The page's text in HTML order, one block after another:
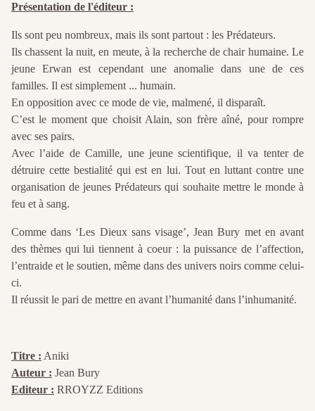
Présentation de l'éditeur :
Ils sont peu nombreux, mais ils sont partout : les Prédateurs.
Ils chassent la nuit, en meute, à la recherche de chair humaine. Le
jeune Erwan est cependant une anomalie dans une de ces
familles. Il est simplement ... humain.
En opposition avec ce mode de vie, malmené, il disparaît.
C’est le moment que choisit Alain, son frère aîné, pour rompre
avec ses pairs.
Avec l’aide de Camille, une jeune scientifique, il va tenter de
détruire cette bestialité qui est en lui. Tout en luttant contre une
organisation de jeunes Prédateurs qui souhaite mettre le monde à
feu et à sang.
Comme dans ‘Les Dieux sans visage’, Jean Bury met en avant
des thèmes qui lui tiennent à coeur : la puissance de l’affection,
l’entraide et le soutien, même dans des univers noirs comme celui-
ci.
Il réussit le pari de mettre en avant l’humanité dans l’inhumanité.
Titre : Aniki
Auteur : Jean Bury
Editeur : RROYZZ Editions